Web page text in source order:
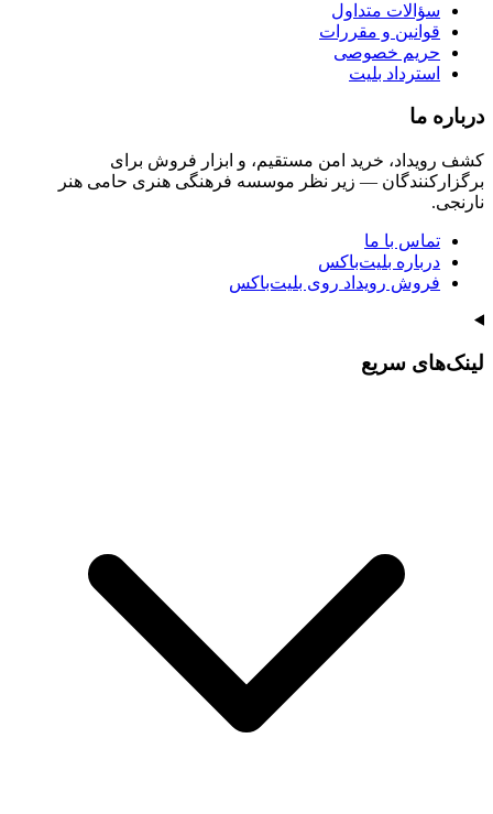
سؤالات متداول
قوانین و مقررات
حریم خصوصی
استرداد بلیت
درباره ما
کشف رویداد، خرید امن مستقیم، و ابزار فروش برای
برگزارکنندگان — زیر نظر موسسه فرهنگی هنری حامی هنر
نارنجی.
تماس با ما
درباره بلیت‌باکس
فروش رویداد روی بلیت‌باکس
لینک‌های سریع